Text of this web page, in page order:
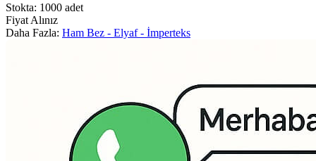
Stokta: 1000 adet
Fiyat Alınız
Daha Fazla: Ham Bez - Elyaf - İmperteks